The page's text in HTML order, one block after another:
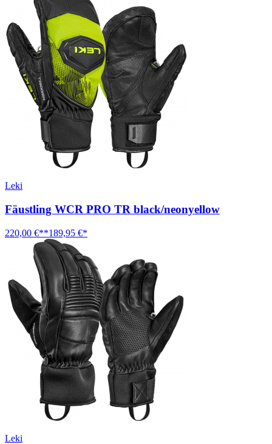
Leki
Fäustling WCR PRO TR black/neonyellow
220,00 €**189,95 €*
Leki